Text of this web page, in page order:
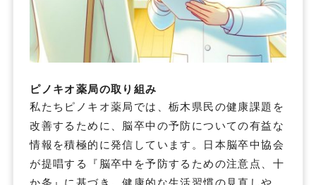
ピノキオ薬局の取り組み
私たちピノキオ薬局では、栃木県民の健康課題を
改善するために、脳卒中の予防についての有益な
情報を積極的に発信しています。日本脳卒中協会
が提唱する『脳卒中を予防するための注意点、十
か条』に基づき、健康的な生活習慣の見直しや、